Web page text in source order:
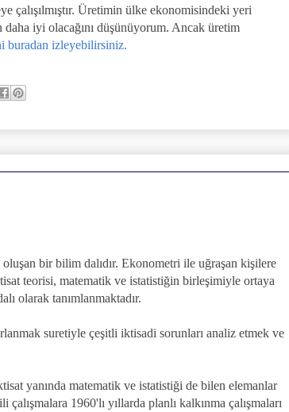
çalışılmıştır. Üretimin ülke ekonomisindeki yeri
iyi olacağını düşünüyorum. Ancak üretim
buradan izleyebilirsiniz.
bir bilim dalıdır. Ekonometri ile uğraşan kişilere
teorisi, matematik ve istatistiğin birleşimiyle ortaya
olarak tanımlanmaktadır.
suretiyle çeşitli iktisadi sorunları analiz etmek ve
yanında matematik ve istatistiği de bilen elemanlar
1960'lı yıllarda planlı kalkınma çalışmaları